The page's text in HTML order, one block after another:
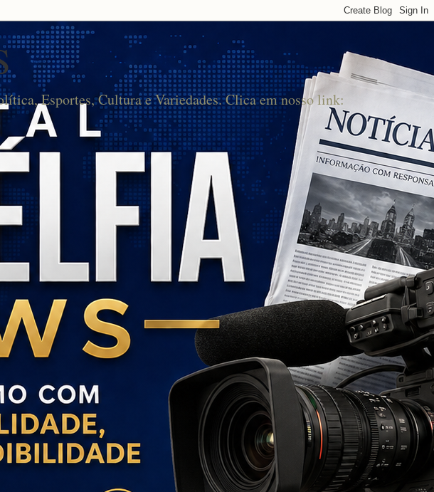
Esportes, Cultura e Variedades. Clica em nosso link: